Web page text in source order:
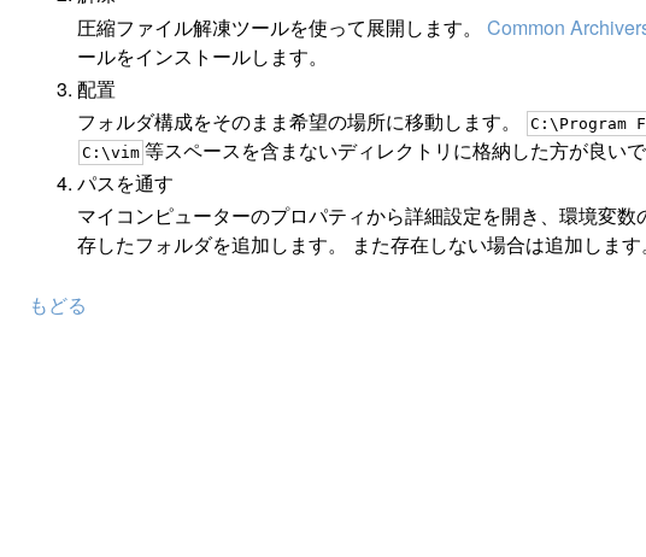
圧縮ファイル解凍ツールを使って展開します。 Common
ールをインストールします。
配置
フォルダ構成をそのまま希望の場所に移動します。
C:\Program
C:\vim 等スペースを含まないディレクトリに格納した方が良いで
パスを通す
マイコンピューターのプロパティから詳細設定を開き、環境変
存したフォルダを追加します。 また存在しない場合は追加します。
もどる